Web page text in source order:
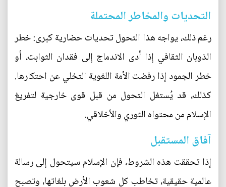
التحديات والمخاطر المحتملة
رغم ذلك، يواجه هذا التحول تحديات حضارية كبرى: خطر
الذوبان الثقافي إذا أدى الاندماج إلى فقدان الثوابت، أو
خطر الجمود إذا رفضت الأمة اللغوية التخلي عن احتكارها.
كذلك، قد يُستغل التحول من قبل قوى خارجية لتفريغ
الإسلام من محتواه الثوري والأخلاقي.
آفاق المستقبل
إذا تحققت هذه الشروط، فإن الإسلام سيتحول إلى رسالة
عالمية حقيقية، تخاطب كل شعوب الأرض بلغاتها، وتصبح